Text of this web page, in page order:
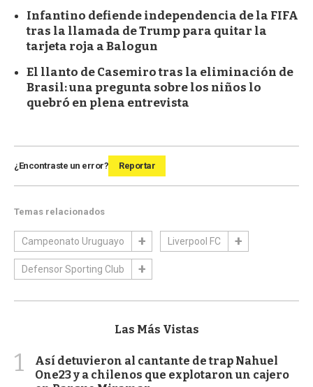
Infantino defiende independencia de la FIFA
tras la llamada de Trump para quitar la
tarjeta roja a Balogun
El llanto de Casemiro tras la eliminación de
Brasil: una pregunta sobre los niños lo
quebró en plena entrevista
¿Encontraste un error? Reportar
Temas relacionados
Campeonato Uruguayo Liverpool FC
Defensor Sporting Club
Las Más Vistas
1
Así detuvieron al cantante de trap Nahuel
One23 y a chilenos que explotaron un cajero